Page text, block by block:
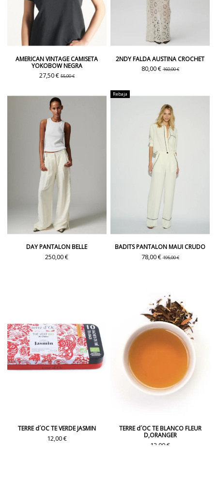
AMERICAN VINTAGE CAMISETA
YOKOBOW NEGRA
27,50 €55,00 €
2NDY FALDA AUSTINA CROCHET
80,00 €160,00 €
DAY PANTALON BELLE
250,00 €
Rebaja
BADITS PANTALON MAUI CRUDO
78,00 €195,00 €
TERRE d´OC TE VERDE JASMIN
12,00 €
TERRE d´OC TE BLANCO FLEUR
D,ORANGER
12,00 €